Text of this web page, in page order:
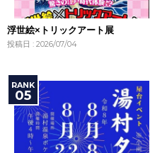
浮世絵×トリックアート展
投稿日 : 2026/07/04